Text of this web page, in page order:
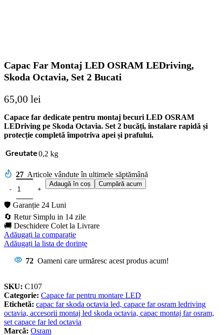
Capac Far Montaj LED OSRAM LEDriving,
Skoda Octavia, Set 2 Bucati
65,00 lei
Capace far dedicate pentru montaj becuri LED OSRAM
LEDriving pe Skoda Octavia. Set 2 bucăți, instalare rapidă și
protecție completă împotriva apei și prafului.
Greutate0,2 kg
27 Articole vândute în ultimele săptămână
Adaugă în coș Cumpără acum
🛡️ Garanție 24 Luni
🔄 Retur Simplu in 14 zile
🚚 Deschidere Colet la Livrare
Adăugați la comparație
Adăugați la lista de dorințe
72 Oameni care urmăresc acest produs acum!
SKU: C107
Categorie: Capace far pentru montare LED
Etichetă: capac far skoda octavia led, capace far osram ledriving
octavia, accesorii montaj led skoda octavia, capac montaj far osram,
set capace far led octavia
Marcă: Osram